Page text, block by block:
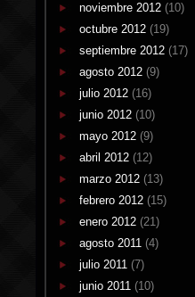
noviembre 2012 (10)
octubre 2012 (19)
septiembre 2012 (17)
agosto 2012 (9)
julio 2012 (16)
junio 2012 (10)
mayo 2012 (9)
abril 2012 (12)
marzo 2012 (13)
febrero 2012 (15)
enero 2012 (21)
agosto 2011 (4)
julio 2011 (7)
junio 2011 (10)